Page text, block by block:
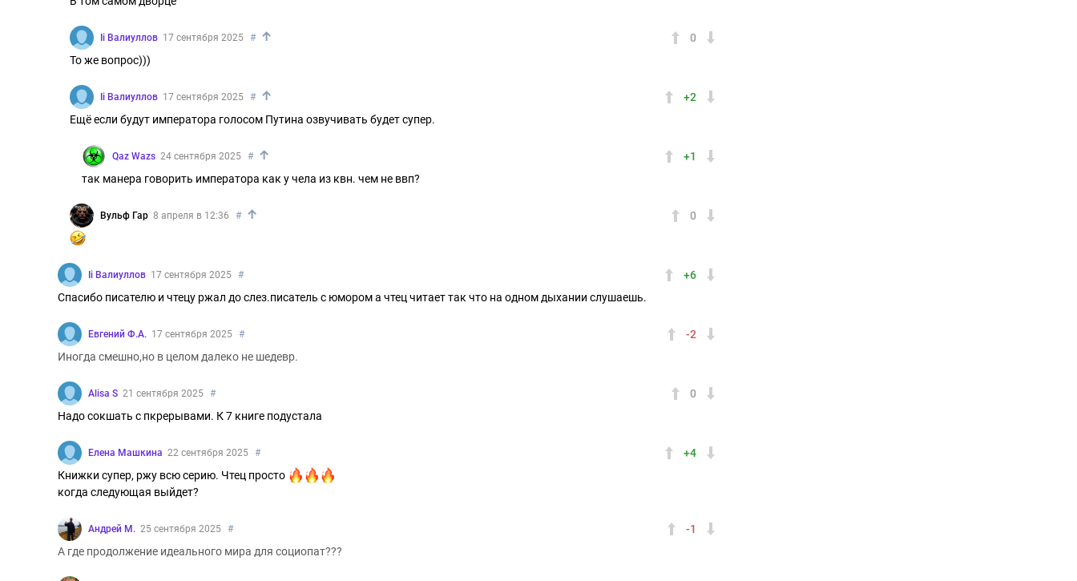
0
Ii Валиуллов 17 сентября 2025 # ↑
То же вопрос)))
+2
Ii Валиуллов 17 сентября 2025 # ↑
Ещё если будут императора голосом Путина озвучивать будет супер.
+1
Qaz Wazs 24 сентября 2025 # ↑
так манера говорить императора как у чела из квн. чем не ввп?
0
Вульф Гар 8 апреля в 12:36 # ↑
+6
Ii Валиуллов 17 сентября 2025 #
Спасибо писателю и чтецу ржал до слез.писатель с юмором а чтец читает так что на одном дыхании слушаешь.
-2
Евгений Ф.А. 17 сентября 2025 #
Иногда смешно,но в целом далеко не шедевр.
0
Alisa S 21 сентября 2025 #
Надо сокшать с пкрерывами. К 7 книге подустала
+4
Елена Машкина 22 сентября 2025 #
Книжки супер, ржу всю серию. Чтец просто
когда следующая выйдет?
-1
Андрей М. 25 сентября 2025 #
А где продолжение идеального мира для социопат???